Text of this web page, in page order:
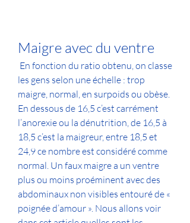
Maigre avec du ventre
les gens selon une échelle : trop
maigre, normal, en surpoids ou obèse.
En dessous de 16,5 c’est carrément
l’anorexie ou la dénutrition, de 16,5 à
18,5 c’est la maigreur, entre 18,5 et
24,9 ce nombre est considéré comme
normal. Un faux maigre a un ventre
plus ou moins proéminent avec des
abdominaux non visibles entouré de «
poignée d’amour ». Nous allons voir